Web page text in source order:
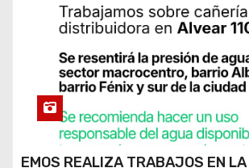
EMOS REALIZA TRABAJOS EN